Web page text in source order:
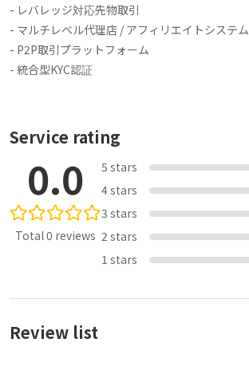
- レバレッジ対応先物取引
- マルチレベル代理店 / アフィリエイトシステム
- P2P取引プラットフォーム
- 統合型KYC認証
Service rating
0.0
Total 0 reviews
5 stars
4 stars
3 stars
2 stars
1 stars
Review list